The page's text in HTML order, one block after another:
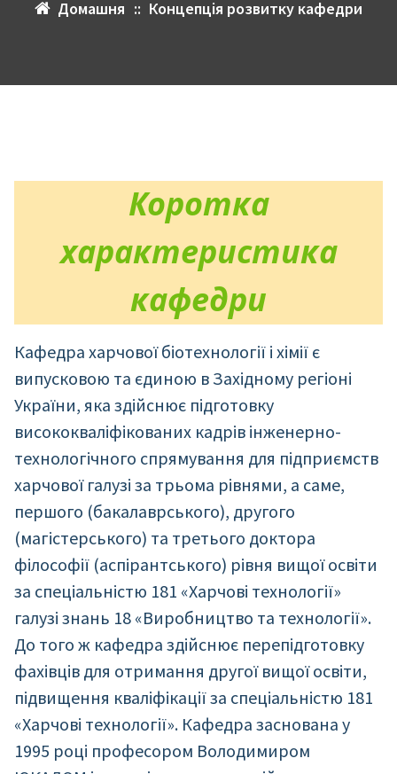
Домашня :: Концепція розвитку кафедри
Коротка
характеристика
кафедри
Кафедра харчової біотехнології і хімії є
випусковою та єдиною в Західному регіоні
України, яка здійснює підготовку
висококваліфікованих кадрів інженерно-
технологічного спрямування для підприємств
харчової галузі за трьома рівнями, а саме,
першого (бакалаврського), другого
(магістерського) та третього доктора
філософії (аспірантського) рівня вищої освіти
за спеціальністю 181 «Харчові технології»
галузі знань 18 «Виробництво та технології».
До того ж кафедра здійснює перепідготовку
фахівців для отримання другої вищої освіти,
підвищення кваліфікації за спеціальністю 181
«Харчові технології». Кафедра заснована у
1995 році професором Володимиром